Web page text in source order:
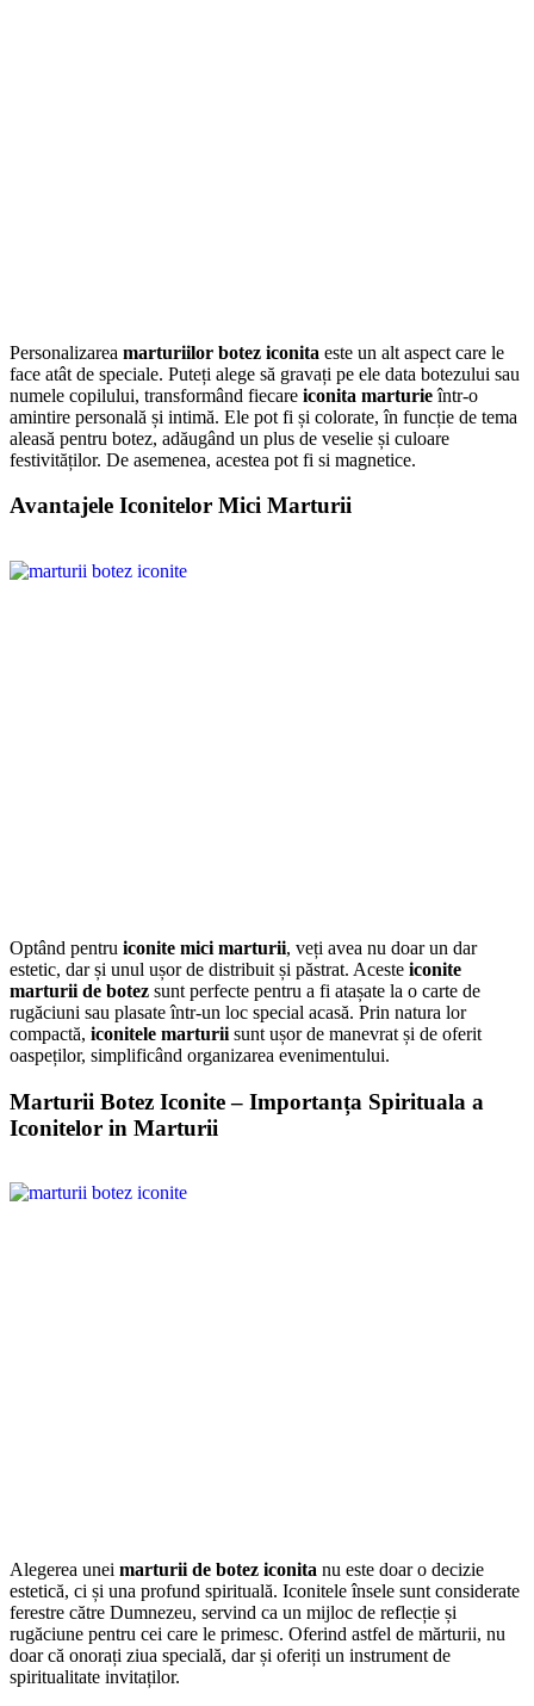
Personalizarea marturiilor botez iconita este un alt aspect care le
face atât de speciale. Puteți alege să gravați pe ele data botezului sau
numele copilului, transformând fiecare iconita marturieîntr-o
amintire personală și intimă. Ele pot fi și colorate, în funcție de tema
aleasă pentru botez, adăugând un plus de veselie și culoare
festivităților. De asemenea, acestea pot fi si magnetice.
Avantajele Iconitelor Mici Marturii
Optând pentru iconite mici marturii, veți avea nu doar un dar
estetic, dar și unul ușor de distribuit și păstrat. Aceste iconite
marturii de botez sunt perfecte pentru a fi atașate la o carte de
rugăciuni sau plasate într-un loc special acasă. Prin natura lor
compactă, iconitele marturii sunt ușor de manevrat și de oferit
oaspeților, simplificând organizarea evenimentului.
Marturii Botez Iconite – Importanța Spirituala a
Iconitelor in Marturii
Alegerea unei marturii de botez iconita nu este doar o decizie
estetică, ci și una profund spirituală. Iconitele însele sunt considerate
ferestre către Dumnezeu, servind ca un mijloc de reflecție și
rugăciune pentru cei care le primesc. Oferind astfel de mărturii, nu
doar că onorați ziua specială, dar și oferiți un instrument de
spiritualitate invitaților.